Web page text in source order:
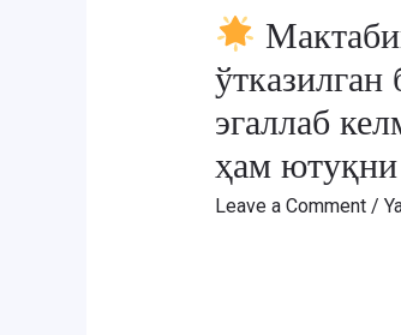
эгаллаб
ҳам
Leave a Comment /